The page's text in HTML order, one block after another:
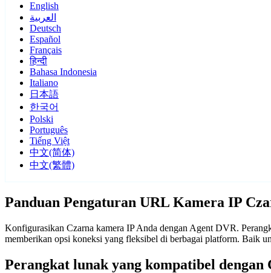
English
العربية
Deutsch
Español
Français
हिन्दी
Bahasa Indonesia
Italiano
日本語
한국어
Polski
Português
Tiếng Việt
中文(简体)
中文(繁體)
Panduan Pengaturan URL Kamera IP
Konfigurasikan Czarna kamera IP Anda dengan Agent DVR.
memberikan opsi koneksi yang fleksibel di berbagai platform. Baik
Perangkat lunak yang kompatibel dengan